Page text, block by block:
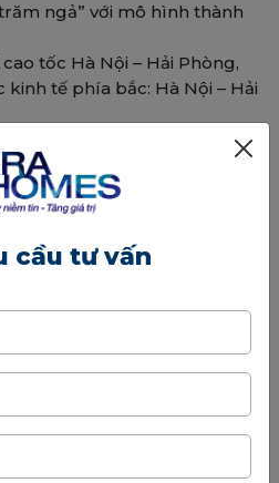
ngả” với mô hình thành
tốc Hà Nội – Hải Phòng,
tế phía bắc: Hà Nội – Hải
quốc lộ 5A để kết nối tới sân
thị Vinhomes: Vinhomes
Vinhomes Times City.
Gươm - Cơ quan trọng điểm
vực CBD của Hà Nội: Bộ
Nhà Hát Lớn.
điện thông minh đầu tiên
tháng 4/2021, giúp 28.000 cư
khu và kết nối trung tâm
cầu tư vấn